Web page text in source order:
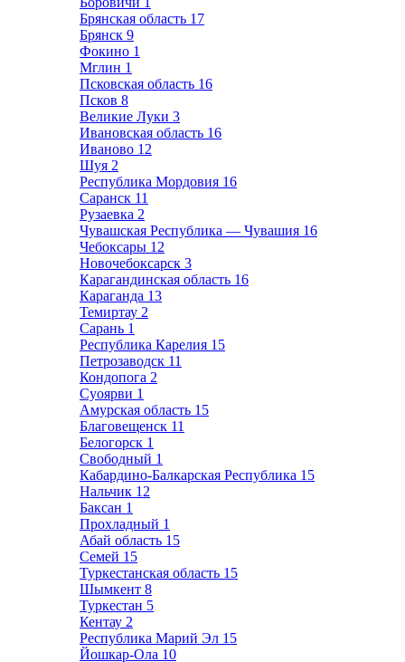
Брянская область 17
Брянск 9
Фокино 1
Мглин 1
Псковская область 16
Псков 8
Великие Луки 3
Ивановская область 16
Иваново 12
Шуя 2
Республика Мордовия 16
Саранск 11
Рузаевка 2
Чувашская Республика — Чувашия 16
Чебоксары 12
Новочебоксарск 3
Карагандинская область 16
Караганда 13
Темиртау 2
Сарань 1
Республика Карелия 15
Петрозаводск 11
Кондопога 2
Суоярви 1
Амурская область 15
Благовещенск 11
Белогорск 1
Свободный 1
Кабардино-Балкарская Республика 15
Нальчик 12
Баксан 1
Прохладный 1
Абай область 15
Семей 15
Туркестанская область 15
Шымкент 8
Туркестан 5
Кентау 2
Республика Марий Эл 15
Йошкар-Ола 10